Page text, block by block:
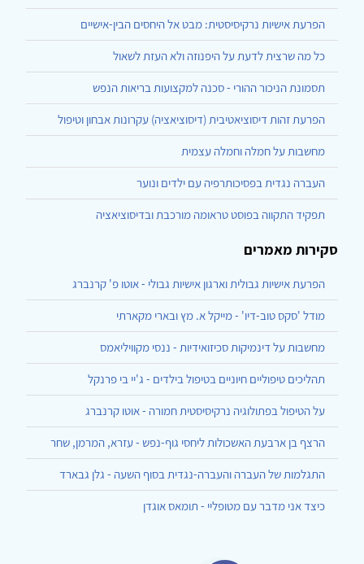
הפרעת אישיות נרקיסיסטית: מבט אל היחסים הבין-אישיים
כל מה שרצית לדעת על היפנוזה ולא העזת לשאול
תסמונת הניכור ההורי - סכנה למקצועות בריאות הנפש
הפרעת זהות דיסוציאטיבית (דיסוציאציה) עקרונות אבחון וטיפול
מחשבות על חמלה וחמלה עצמית
העברה נגדית בפסיכותרפיה עם ילדים ונוער
תפקיד התקווה בפוסט טראומה מורכבת ובדיסוציאציה
סקירות מאמרים
הפרעת אישיות גבולית וארגון אישיות גבולי - אוטו פ' קרנברג
מודל 'סקס טוב-דיו' - מייקל א. מץ ובארי מקארתי
מחשבות על דינמיקות סכיזואידיות - ננסי מקוויליאמס
תהליכים טיפוליים חיוניים בטיפול בילדים - ג'יי בי פרנקל
על הטיפול בפתולוגיה נרקיסיסטית חמורה - אוטו קרנברג
הרצף בן ארבעת האשכולות ליחסי גוף-נפש - עזרא, המרמן, שחר
התגלמות של העברה והעברה-נגדית בסוף השעה - גלן גבארד
כיצד אני מדבר עם מטופליי - תומאס אוגדן